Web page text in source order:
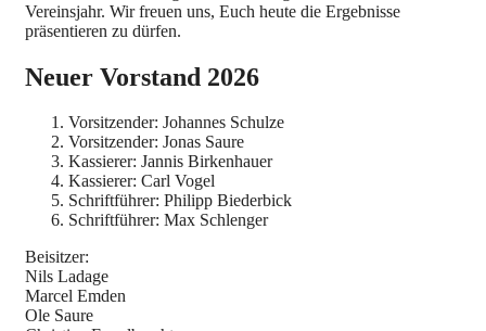
Vereinsjahr. Wir freuen uns, Euch heute die Ergebnisse
präsentieren zu dürfen.
Neuer Vorstand 2026
Vorsitzender: Johannes Schulze
Vorsitzender: Jonas Saure
Kassierer: Jannis Birkenhauer
Kassierer: Carl Vogel
Schriftführer: Philipp Biederbick
Schriftführer: Max Schlenger
Beisitzer:
Nils Ladage
Marcel Emden
Ole Saure